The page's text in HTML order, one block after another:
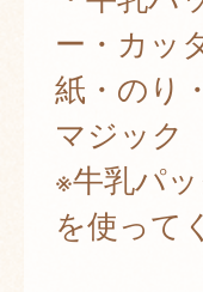
ー・カッ
紙・のり
マジック
※牛乳パ
を使って